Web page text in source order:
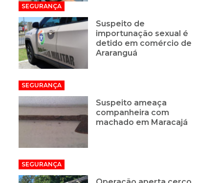
SEGURANÇA
Suspeito de
importunação sexual é
detido em comércio de
Araranguá
SEGURANÇA
Suspeito ameaça
companheira com
machado em Maracajá
SEGURANÇA